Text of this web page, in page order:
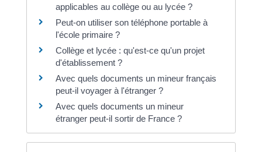
applicables au collège ou au lycée ?
Peut-on utiliser son téléphone portable à
l'école primaire ?
Collège et lycée : qu'est-ce qu'un projet
d'établissement ?
Avec quels documents un mineur français
peut-il voyager à l'étranger ?
Avec quels documents un mineur
étranger peut-il sortir de France ?